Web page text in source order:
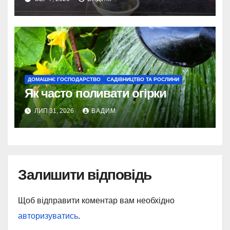
ДОМАШНЄ ГОСПОДАРСТВО САДІВНИЦТВО ТА РОСЛИНИ
Як часто поливати огірки
ЛИП 31, 2026 ВАДИМ
Залишити відповідь
Щоб відправити коментар вам необхідно
авторизуватись.